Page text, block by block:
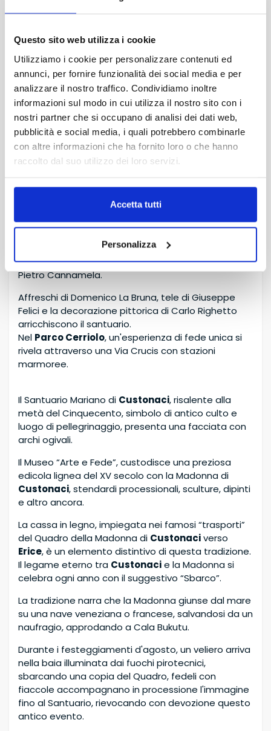
Questo sito web utilizza i cookie
Utilizziamo i cookie per personalizzare contenuti ed
annunci, per fornire funzionalità dei social media e per
analizzare il nostro traffico. Condividiamo inoltre
informazioni sul modo in cui utilizza il nostro sito con i
nostri partner che si occupano di analisi dei dati web,
pubblicità e social media, i quali potrebbero combinarle
con altre informazioni che ha fornito loro o che hanno
raccolto dal suo utilizzo dei loro servizi.
Accetta tutti
Personalizza
fluire del tempo in sintonia con l'allineamento
solare: la Porta del Sole e il Cavallo del Sole.
Custonaciè una sorta di Stonehenge siciliana
Arte e monumenti
Custonaci, una terra
mariana
Nel cuore del borgo, l'arte prende vita attraverso la
Madonna diCustonaci , una delicata immagine
su tavola del 1521.
spighe, la Madonna in trono con il Bambino è il fulcro
L'abside del Santuario diCustonacisi presenta
ornata da una Immacolata in marmo di scuola
gaginesca e quattro statue in legno dello scultore
Pietro Cannamela.
Affreschi di Domenico La Bruna, tele di Giuseppe
Felici e la decorazione pittorica di Carlo Righetto
arricchiscono il santuario.
Nel Parco Cerriolo, un'esperienza di fede unica si
rivela attraverso una Via Crucis con stazioni
marmoree.
Il Santuario Mariano di Custonaci, risalente alla
metà del Cinquecento, simbolo di antico culto e
luogo di pellegrinaggio, presenta una facciata con
archi ogivali.
Il Museo “Arte e Fede”, custodisce una preziosa
edicola lignea del XV secolo con la Madonna di
Custonaci, stendardi processionali, sculture, dipinti
e altro ancora.
La cassa in legno, impiegata nei famosi “trasporti”
del Quadro della Madonna di Custonaciverso
Erice, è un elemento distintivo di questa tradizione.
Il legame eterno tra Custonacie la Madonna si
celebra ogni anno con il suggestivo “Sbarco”.
La tradizione narra che la Madonna giunse dal mare
su una nave veneziana o francese, salvandosi da un
naufragio, approdando a Cala Bukutu.
Durante i festeggiamenti d'agosto, un veliero arriva
nella baia illuminata dai fuochi pirotecnici,
sbarcando una copia del Quadro, fedeli con
fiaccole accompagnano in processione l'immagine
fino al Santuario, rievocando con devozione questo
antico evento.